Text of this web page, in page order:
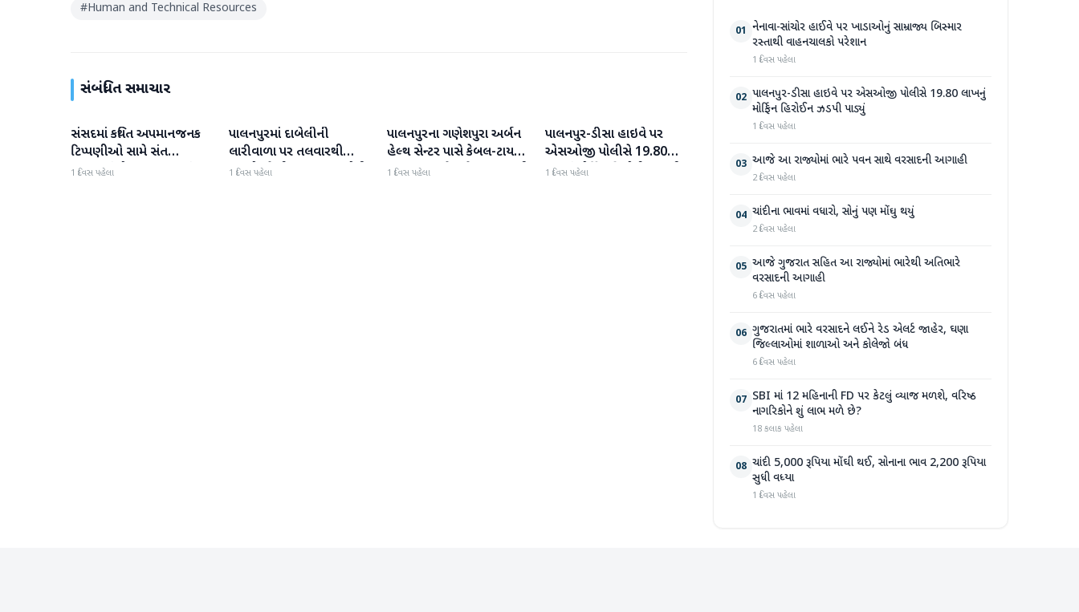
#Human and Technical Resources
સંબંધિત સમાચાર
બનાસકાંઠા
સંસદમાં કથિત અપમાનજનક
ટિપ્પણીઓ સામે સંત
સમાજમાં રોષ: પાલનપુરમાં
1 દિવસ પહેલા
બનાસકાંઠા
પાલનપુરમાં દાબેલીની
લારીવાળા પર તલવારથી
હુમલો: બે ઈજાગ્રસ્ત, આરોપી
1 દિવસ પહેલા
બનાસકાંઠા
પાલનપુરના ગણેશપુરા અર્બન
હેલ્થ સેન્ટર પાસે કેબલ-ટાયર
સળગાવાતા ફેલાયેલા ધુમાડાથી
1 દિવસ પહેલા
બનાસકાંઠા
પાલનપુર-ડીસા હાઇવે પર
એસઓજી પોલીસે 19.80
લાખનું મોર્ફિન હિરોઈન ઝડપી
1 દિવસ પહેલા
01 નેનાવા-સાંચોર હાઈવે પર ખાડાઓનું સામ્રાજ્ય બિસ્માર
રસ્તાથી વાહનચાલકો પરેશાન
1 દિવસ પહેલા
02 પાલનપુર-ડીસા હાઇવે પર એસઓજી પોલીસે 19.80 લાખનું
મોર્ફિન હિરોઈન ઝડપી પાડ્યું
1 દિવસ પહેલા
03 આજે આ રાજ્યોમાં ભારે પવન સાથે વરસાદની આગાહી
2 દિવસ પહેલા
04 ચાંદીના ભાવમાં વધારો, સોનું પણ મોંઘુ થયું
2 દિવસ પહેલા
05 આજે ગુજરાત સહિત આ રાજ્યોમાં ભારેથી અતિભારે
વરસાદની આગાહી
6 દિવસ પહેલા
06 ગુજરાતમાં ભારે વરસાદને લઈને રેડ એલર્ટ જાહેર, ઘણા
જિલ્લાઓમાં શાળાઓ અને કોલેજો બંધ
6 દિવસ પહેલા
07 SBI માં 12 મહિનાની FD પર કેટલું વ્યાજ મળશે, વરિષ્ઠ
નાગરિકોને શું લાભ મળે છે?
18 કલાક પહેલા
08 ચાંદી 5,000 રૂપિયા મોંઘી થઈ, સોનાના ભાવ 2,200 રૂપિયા
સુધી વધ્યા
1 દિવસ પહેલા